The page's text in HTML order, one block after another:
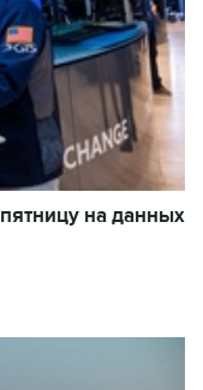
на данных